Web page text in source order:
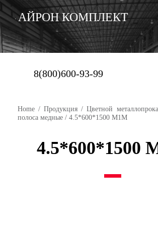
АЙРОН КОМПЛЕКТ
8(800)600-93-99
Home /Продукция /Цветной
полоса медные / 4.5*600*1500 М1М
4.5*600*1500